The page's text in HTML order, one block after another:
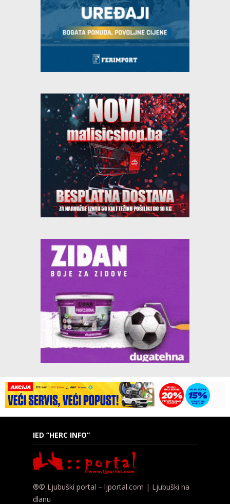
IED “HERC INFO”
®© Ljubuški portal – ljportal.com | Ljubuški na
dlanu